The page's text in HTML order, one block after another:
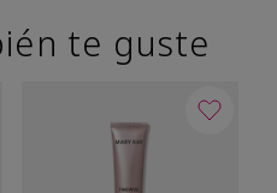
te guste